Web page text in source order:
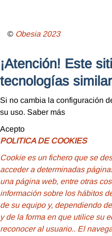
© Obesia2023
¡Atención! Este
tecnologías
Si no cambia la configuración
su uso. Saber más
Acepto
POLITICA DE COOKIES
Cookie es un fichero que se
acceder a determinadas
una página web, entre otras
información sobre los hábitos
de su equipo y, dependiendo
y de la forma en que utilice su
reconocer al usuario.. El